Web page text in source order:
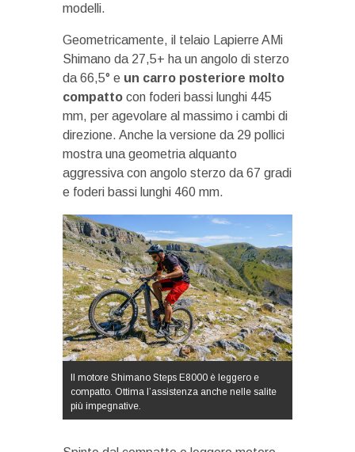
modelli.
Geometricamente, il telaio Lapierre AMi
Shimano da 27,5+ ha un angolo di sterzo
da 66,5° e un carro posteriore molto
compatto con foderi bassi lunghi 445
mm, per agevolare al massimo i cambi di
direzione. Anche la versione da 29 pollici
mostra una geometria alquanto
aggressiva con angolo sterzo da 67 gradi
e foderi bassi lunghi 460 mm.
Il motore Shimano Steps E8000 è leggero e
compatto. Ottima l’assistenza anche nelle salite
più impegnative.